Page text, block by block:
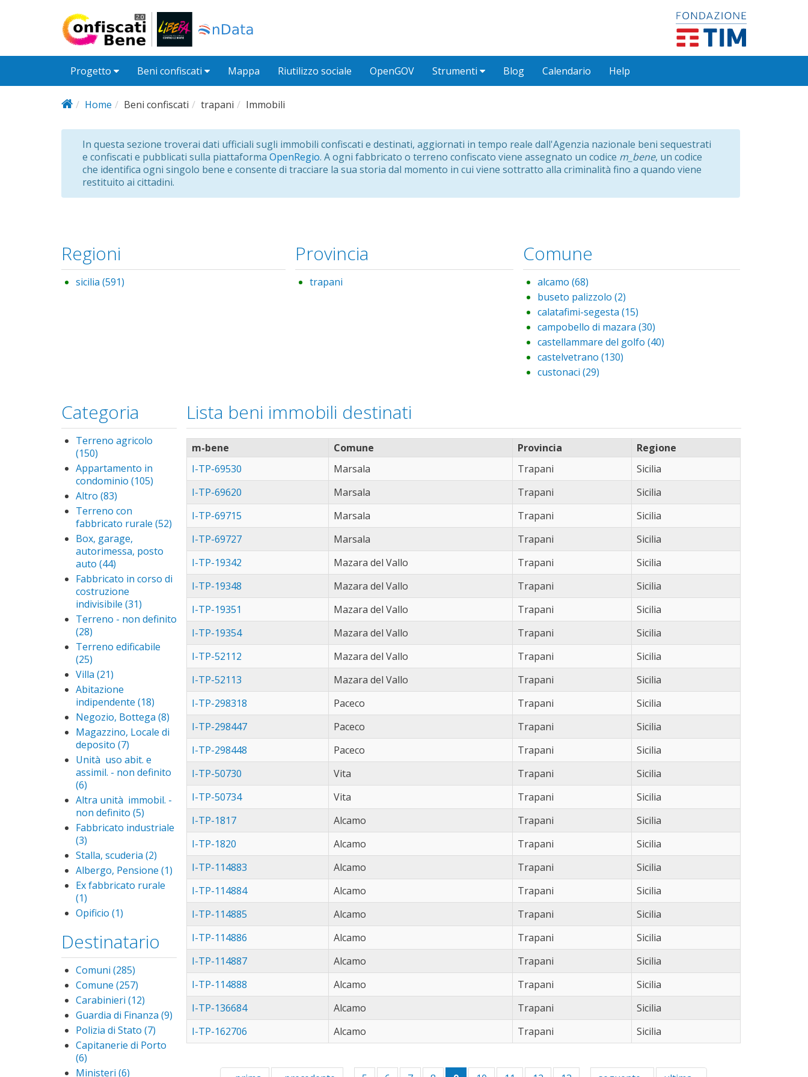
Progetto Beni confiscati Mappa Riutilizzo sociale OpenGOV Strumenti Blog Calendario Help
Home Beni confiscati trapani Immobili
In questa sezione troverai dati ufficiali sugli immobili confiscati e destinati, aggiornati in tempo reale dall'Agenzia nazionale beni sequestrati
e confiscati e pubblicati sulla piattaforma OpenRegio. A ogni fabbricato o terreno confiscato viene assegnato un codice m_bene, un codice
che identifica ogni singolo bene e consente di tracciare la sua storia dal momento in cui viene sottratto alla criminalità fino a quando viene
restituito ai cittadini.
Regioni
sicilia (591)
Provincia
trapani
Comune
alcamo (68)
buseto palizzolo (2)
calatafimi-segesta (15)
campobello di mazara (30)
castellammare del golfo (40)
castelvetrano (130)
custonaci (29)
mazara del vallo (68)Apply mazara del vallo filter
paceco (15)
Apply paceco filter
pantelleria (2)
Apply pantelleria filter
partanna (44)Apply partanna filter
salemi (7)
Apply salemi filter
san vito lo capo (21)Apply san vito lo capo filter
trapani (25)
Apply trapani filter
valderice (27)
Apply valderice filter
vita (5)Apply vita filter
Categoria
Terreno agricolo
(150)
agricolo filter
Appartamento in
condominio (105)
Appartamento
in condominio
filter
Altro (83)
filter
Terreno con
fabbricato rurale (52) Apply
Terreno
con
fabbricato
rurale
filter
Box, garage,
autorimessa, posto
auto (44)
garage,
autorimessa,
posto auto
filter
Fabbricato in corso di
costruzione
indivisibile (31)
Fabbricato
costruzione
indivisibile
Terreno - non definito
(28)
non definito filter
Terreno edificabile
(25)
edificabile filter
Villa (21)
filter
Abitazione
indipendente (18)
Abitazione
indipendente
filter
Negozio, Bottega (8) Apply
Negozio,
Bottega
Magazzino, Locale di
deposito (7)
Magazzino,
Locale di
filter
Unità uso abit. e
assimil. - non definito
(6)
abit. e assimil. - non
definito filter
Altra unità immobil. -
non definito (5)
Altra
immobil.
- non
definito
filter
Fabbricato industriale
(3)
industriale filter
Stalla, scuderia (2)
Stalla,
scuderia
filter
Albergo, Pensione (1) Apply
Albergo,
Pensione
filter
Ex fabbricato rurale
(1)
rurale filter
Opificio (1)
Destinatario
Comuni (285)
Comuni
filter
Comune (257)
Comune
filter
Carabinieri (12)
Carabinieri
filter
Guardia di Finanza (9) Apply
Guardia
Polizia di Stato (7)
Polizia
Capitanerie di Porto
(6)
Porto filter
Ministeri (6)
Lista beni immobili destinati
m-bene Comune Provincia
Regione
I-TP-69530
Marsala Trapani
Sicilia
I-TP-69620
Marsala Trapani
Sicilia
I-TP-69715
Marsala Trapani
Sicilia
I-TP-69727
Marsala Trapani
Sicilia
I-TP-19342
Mazara del Vallo Trapani
Sicilia
I-TP-19348
Mazara del Vallo Trapani
Sicilia
I-TP-19351
Mazara del Vallo Trapani
Sicilia
I-TP-19354
Mazara del Vallo Trapani
Sicilia
I-TP-52112
Mazara del Vallo Trapani
Sicilia
I-TP-52113
Mazara del Vallo Trapani
Sicilia
I-TP-298318
Paceco Trapani
Sicilia
I-TP-298447
Paceco Trapani
Sicilia
I-TP-298448
Paceco Trapani
Sicilia
I-TP-50730
Vita Trapani
Sicilia
I-TP-50734
Vita Trapani
Sicilia
I-TP-1817
Alcamo Trapani
Sicilia
I-TP-1820
Alcamo Trapani
Sicilia
I-TP-114883
Alcamo Trapani
Sicilia
I-TP-114884
Alcamo Trapani
Sicilia
I-TP-114885
Alcamo Trapani
Sicilia
I-TP-114886
Alcamo Trapani
Sicilia
I-TP-114887
Alcamo Trapani
Sicilia
I-TP-114888
Alcamo Trapani
Sicilia
I-TP-136684
Alcamo Trapani
Sicilia
I-TP-162706
Alcamo Trapani Sicilia